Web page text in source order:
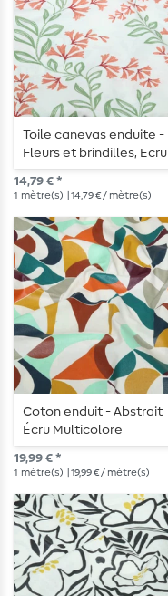
Toile canevas enduite -
Fleurs et brindilles, Ecru
et Terracotta
14,79 € *
1 mètre(s) | 14,79 € / mètre(s)
Coton enduit - Abstrait
Écru Multicolore
19,99 € *
1 mètre(s) | 19,99 € / mètre(s)